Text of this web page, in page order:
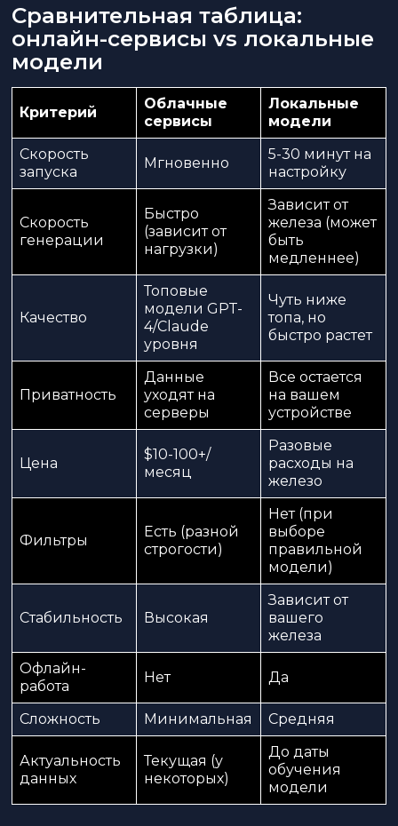
Сравнительная таблица:
онлайн-сервисы vs локальные
модели
Критерий
Облачные
сервисы
Локальные
модели
Скорость
запуска
Мгновенно
5-30 минут на
настройку
Скорость
генерации
Быстро
(зависит от
нагрузки)
Зависит от
железа (может
быть
медленнее)
Качество
Топовые
модели GPT-
4/Claude
уровня
Чуть ниже
топа, но
быстро растет
Приватность
Данные
уходят на
серверы
Все остается
на вашем
устройстве
Цена
$10-100+/
месяц
Разовые
расходы на
железо
Фильтры
Есть (разной
строгости)
Нет (при
выборе
правильной
модели)
Стабильность Высокая
Зависит от
вашего
железа
Офлайн-
работа
Нет Да
Сложность Минимальная Средняя
Актуальность
данных
Текущая (у
некоторых)
До даты
обучения
модели